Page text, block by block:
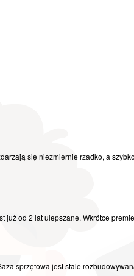
się niezmiernie rzadko, a
od 2 lat ulepszane. Wkrótce
sprzętowa jest stale